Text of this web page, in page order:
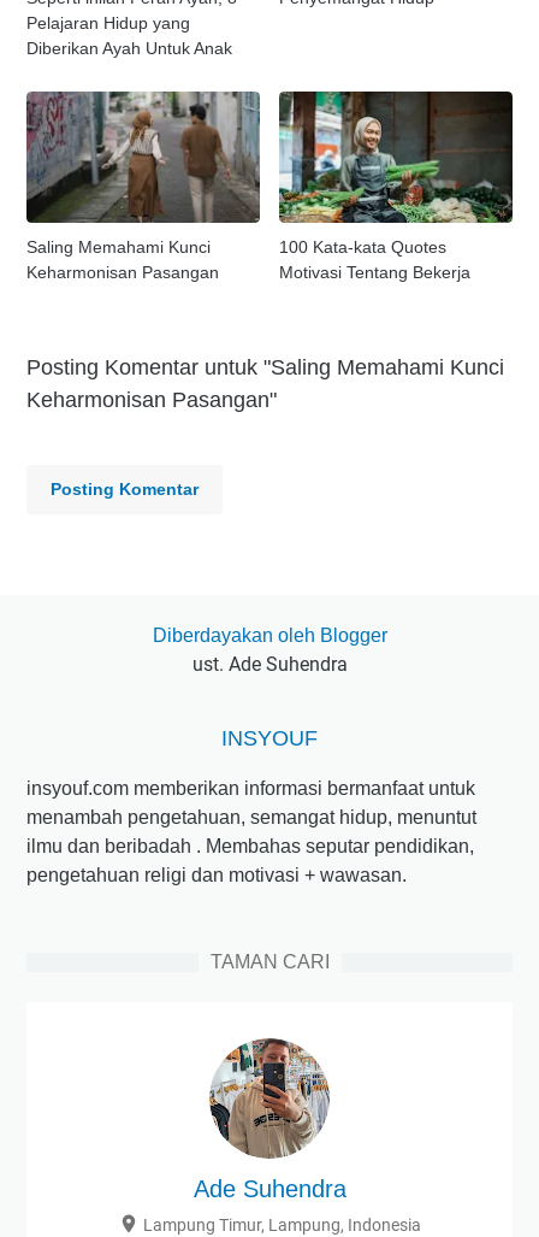
Pelajaran Hidup yang
Diberikan Ayah Untuk Anak
Saling Memahami Kunci
Keharmonisan Pasangan
100 Kata-kata Quotes
Motivasi Tentang Bekerja
Posting Komentar untuk "Saling Memahami Kunci
Keharmonisan Pasangan"
Posting Komentar
Diberdayakan oleh Blogger
ust. Ade Suhendra
INSYOUF
insyouf.com memberikan informasi bermanfaat untuk
menambah pengetahuan, semangat hidup, menuntut
ilmu dan beribadah . Membahas seputar pendidikan,
pengetahuan religi dan motivasi + wawasan.
TAMAN CARI
Ade Suhendra
Lampung Timur, Lampung, Indonesia